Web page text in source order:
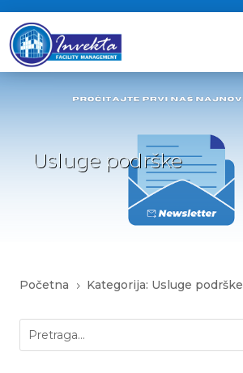
Usluge podrške
Početna 5 Kategorija: Usluge podrške